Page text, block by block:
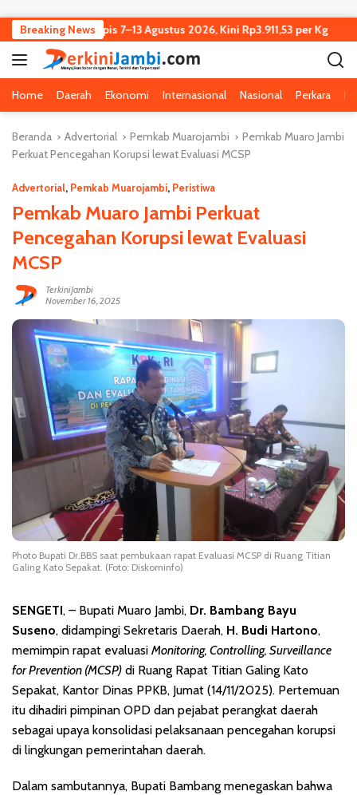
Breaking News
Turun Tipis 7–13 Agustus 2026, Kini Rp3.911,53 per Kg
Home Daerah Ekonomi Internasional Nasional Perkara
Beranda Advertorial Pemkab Muarojambi
Pemkab Muaro Jambi
Perkuat Pencegahan Korupsi lewat Evaluasi MCSP
Advertorial, Pemkab Muarojambi, Peristiwa
Pemkab Muaro Jambi Perkuat
Pencegahan Korupsi lewat Evaluasi
MCSP
TerkiniJambi
November 16, 2025
Photo Bupati Dr.BBS saat pembukaan rapat Evaluasi MCSP di Ruang Titian
Galing Kato Sepakat. (Foto: Diskominfo)
SENGETI, – Bupati Muaro Jambi, Dr. Bambang Bayu
Suseno, didampingi Sekretaris Daerah, H. Budi Hartono,
memimpin rapat evaluasi Monitoring, Controlling, Surveillance
for Prevention (MCSP) di Ruang Rapat Titian Galing Kato
Sepakat, Kantor Dinas PPKB, Jumat (14/11/2025). Pertemuan
itu dihadiri pimpinan OPD dan pejabat perangkat daerah
sebagai upaya konsolidasi pelaksanaan pencegahan korupsi
di lingkungan pemerintahan daerah.
Dalam sambutannya, Bupati Bambang menegaskan bahwa